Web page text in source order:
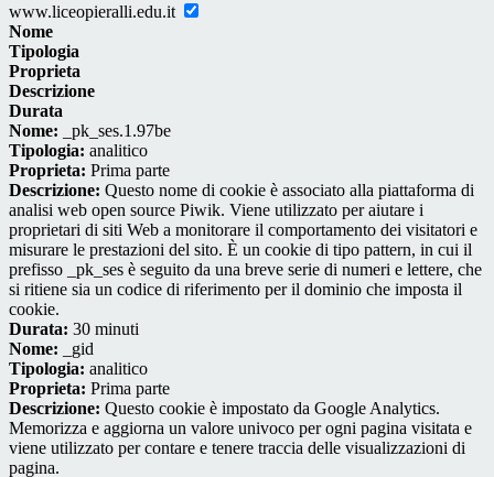
www.liceopieralli.edu.it
Nome
Tipologia
Proprieta
Descrizione
Durata
Nome: _pk_ses.1.97be
Tipologia: analitico
Proprieta: Prima parte
Descrizione: Questo nome di cookie è associato alla piattaforma di
analisi web open source Piwik. Viene utilizzato per aiutare i
proprietari di siti Web a monitorare il comportamento dei visitatori e
misurare le prestazioni del sito. È un cookie di tipo pattern, in cui il
prefisso _pk_ses è seguito da una breve serie di numeri e lettere, che
si ritiene sia un codice di riferimento per il dominio che imposta il
cookie.
Durata: 30 minuti
Nome: _gid
Tipologia: analitico
Proprieta: Prima parte
Descrizione: Questo cookie è impostato da Google Analytics.
Memorizza e aggiorna un valore univoco per ogni pagina visitata e
viene utilizzato per contare e tenere traccia delle visualizzazioni di
pagina.